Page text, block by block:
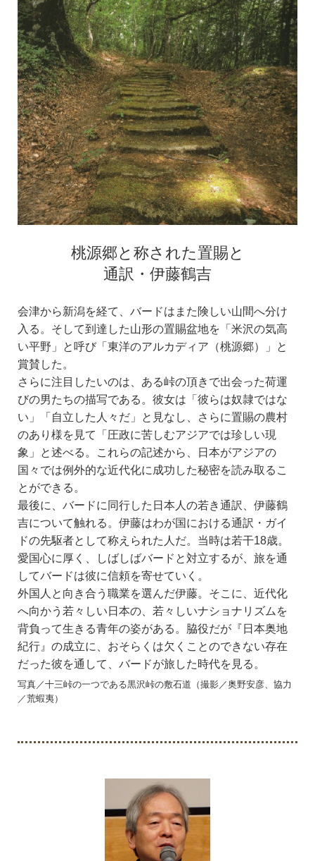
桃源郷と称された置賜と
通訳・伊藤鶴吉
会津から新潟を経て、バードはまた険しい山間へ分け
入る。そして到達した山形の置賜盆地を「米沢の気高
い平野」と呼び「東洋のアルカディア（桃源郷）」と
賞賛した。
さらに注目したいのは、ある峠の頂きで出会った荷運
びの男たちの描写である。彼女は「彼らは奴隷ではな
い」「自立した人々だ」と見なし、さらに置賜の農村
のあり様を見て「圧政に苦しむアジアでは珍しい現
象」と述べる。これらの記述から、日本がアジアの
国々では例外的な近代化に成功した秘密を読み取るこ
とができる。
最後に、バードに同行した日本人の若き通訳、伊藤鶴
吉について触れる。伊藤はわが国における通訳・ガイ
ドの先駆者として称えられた人だ。当時は若干18歳。
愛国心に厚く、しばしばバードと対立するが、旅を通
してバードは彼に信頼を寄せていく。
外国人と向き合う職業を選んだ伊藤。そこに、近代化
へ向かう若々しい日本の、若々しいナショナリズムを
背負って生きる青年の姿がある。脇役だが『日本奥地
紀行』の成立に、おそらくは欠くことのできない存在
だった彼を通して、バードが旅した時代を見る。
写真／十三峠の一つである黒沢峠の敷石道（撮影／奥野安彦、協力
／荒蝦夷）